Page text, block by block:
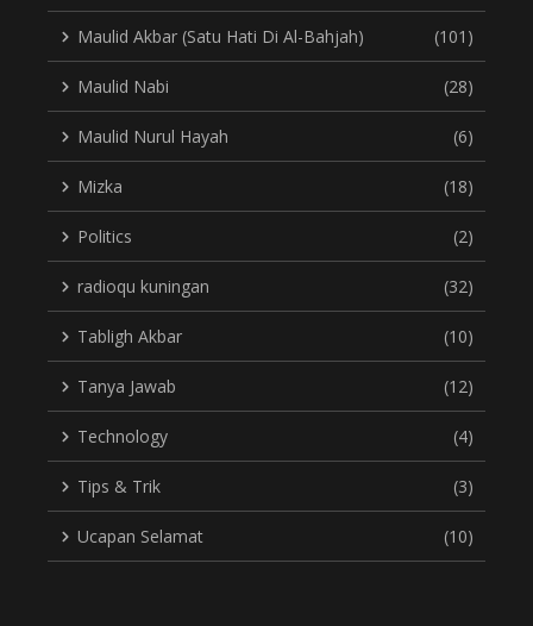
Maulid Akbar (Satu Hati Di Al-Bahjah) (101)
Maulid Nabi (28)
Maulid Nurul Hayah (6)
Mizka (18)
Politics (2)
radioqu kuningan (32)
Tabligh Akbar (10)
Tanya Jawab (12)
Technology (4)
Tips & Trik (3)
Ucapan Selamat (10)